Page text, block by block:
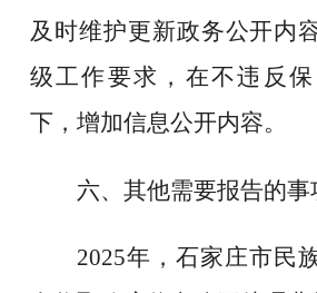
及时维护更新政务公开内
级工作要求，在不违反
下，增加信息公开内容。
六、其他需要报告的事
2025年，石家庄市民